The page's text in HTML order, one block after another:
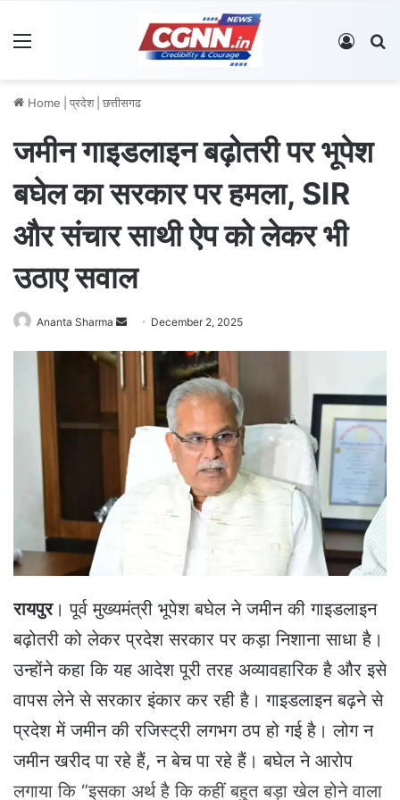
Log In
Home प्रदेश छत्तीसगढ
जमीन गाइडलाइन बढ़ोतरी पर भूपेश
बघेल का सरकार पर हमला, SIR
और संचार साथी ऐप को लेकर भी
उठाए सवाल
Ananta Sharma
e
m
December 2, 2025
रायपुर। पूर्व मुख्यमंत्री भूपेश बघेल ने जमीन की गाइडलाइन
बढ़ोतरी को लेकर प्रदेश सरकार पर कड़ा निशाना साधा है।
उन्होंने कहा कि यह आदेश पूरी तरह अव्यावहारिक है और इसे
वापस लेने से सरकार इंकार कर रही है। गाइडलाइन बढ़ने से
प्रदेश में जमीन की रजिस्ट्री लगभग ठप हो गई है। लोग न
जमीन खरीद पा रहे हैं, न बेच पा रहे हैं। बघेल ने आरोप
लगाया कि “इसका अर्थ है कि कहीं बहुत बड़ा खेल होने वाला